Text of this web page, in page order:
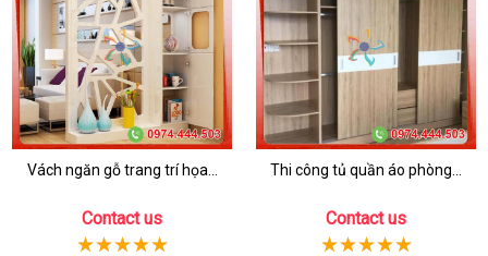
Vách ngăn gỗ trang trí họa...
Contact us
Thi công tủ quần áo phòng...
Contact us